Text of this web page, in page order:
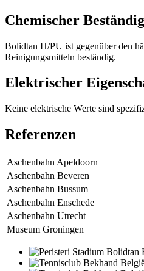
Chemischer
Bolidtan H/PU ist gegenüber den
Reinigungsmitteln beständig.
Elektrischer
Keine elektrische Werte sind
Referenzen
Aschenbahn Apeldoorn
Aschenbahn Beveren
Aschenbahn Bussum
Aschenbahn Enschede
Aschenbahn Utrecht
Museum Groningen